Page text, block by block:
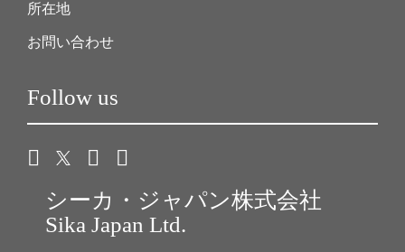
所在地
お問い合わせ
Follow us
シーカ・ジャパン株式会社
Sika Japan Ltd.